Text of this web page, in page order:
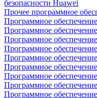
безопасности Huawei
Прочее программное
Программное
Программное
Программное
Программное
Программное
Программное
Программное
Программное
Программное